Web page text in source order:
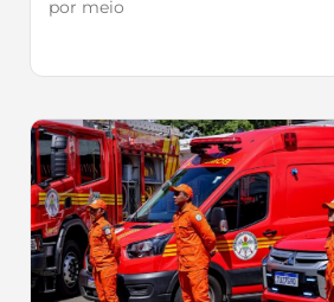
por meio